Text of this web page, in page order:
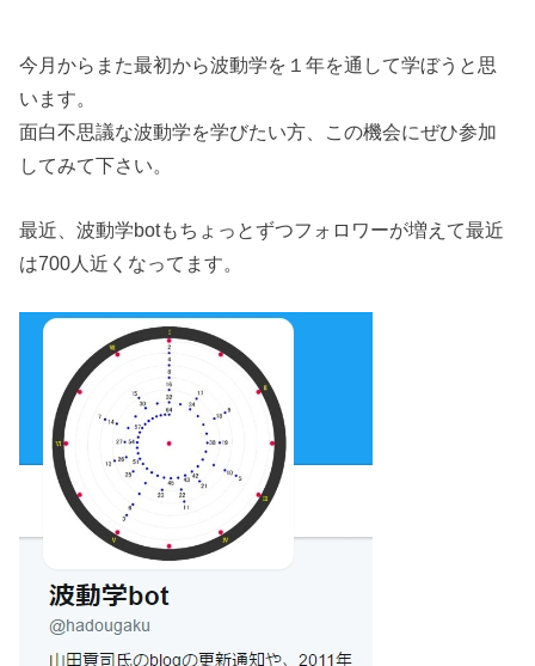
今月からまた最初から波動学を１年を通して学ぼうと思
います。
面白不思議な波動学を学びたい方、この機会にぜひ参加
してみて下さい。
最近、波動学botもちょっとずつフォロワーが増えて最近
は700人近くなってます。